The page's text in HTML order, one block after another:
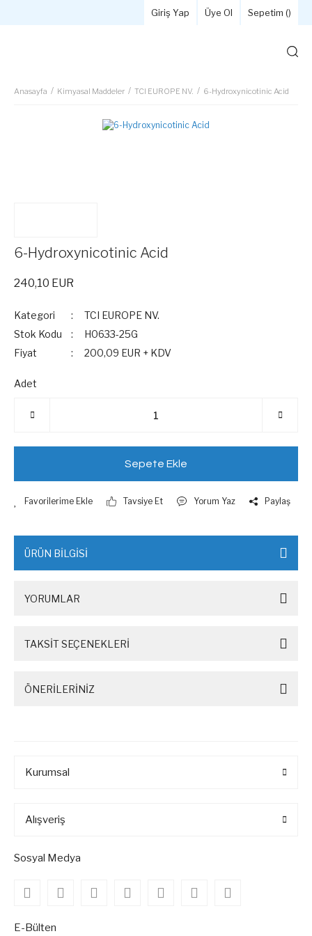
Giriş Yap Üye Ol Sepetim ()
Anasayfa Kimyasal Maddeler TCI EUROPE NV. 6-Hydroxynicotinic Acid
6-Hydroxynicotinic Acid
240,10 EUR
Kategori
TCI EUROPE NV.
Stok Kodu
H0633-25G
Fiyat
200,09 EUR + KDV
Adet
Sepete Ekle
Tavsiye Et Yorum Yaz Paylaş
ÜRÜN BİLGİSİ
YORUMLAR
TAKSİT SEÇENEKLERİ
ÖNERİLERİNİZ
Kurumsal
Alışveriş
Sosyal Medya
E-Bülten